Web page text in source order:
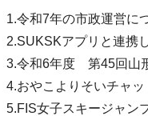
1.令和7年の市政運営に
2.SUKSKアプリと連携
3.令和6年度 第45回山
4.おやこよりそいチャ
5.FIS女子スキージャン